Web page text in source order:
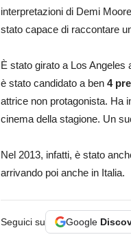
interpretazioni di Demi
stato capace di raccontare
È stato girato a Los
è stato candidato a ben 4
attrice non protagonista. Ha
cinema della stagione. Un
Nel 2013, infatti, è stato
arrivando poi anche in Italia.
Seguici su Google